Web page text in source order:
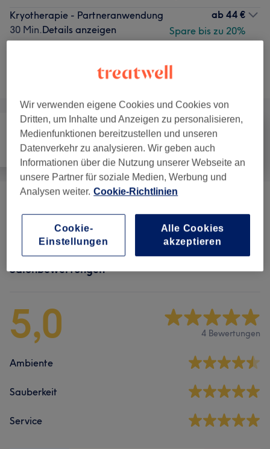
Kryotherapie - Partneranwendung
30 Min.Details anzeigen
ab 44 €
Spare bis zu 20%
Nicht gefunden wonach du gesucht hast?
Alle Massage Körper
ab 31,20 €
Salonbewertungen
5,0 4 Bewertungen
Ambiente
Sauberkeit
Service
Wir verwenden eigene Cookies und Cookies von
Dritten, um Inhalte und Anzeigen zu personalisieren,
Medienfunktionen bereitzustellen und unseren
Datenverkehr zu analysieren. Wir geben auch
Informationen über die Nutzung unserer Webseite an
unsere Partner für soziale Medien, Werbung und
Analysen weiter. Cookie-Richtlinien
Cookie-
Einstellungen
Alle Cookies
akzeptieren